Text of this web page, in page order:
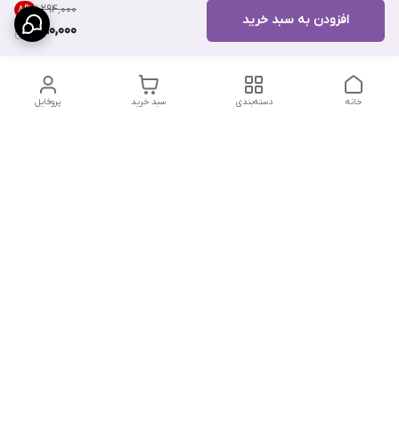
۱٬۲۹۴٬۰۰۰ 8%
1,190,000
افزودن به سبد خرید
پروفایل سبد خرید دسته‌بندی خانه